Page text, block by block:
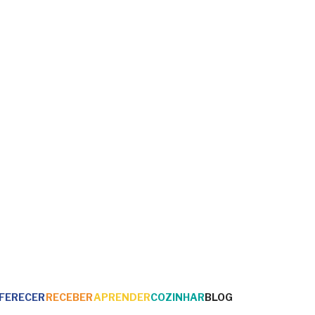
RECEBERAPRENDERCOZINHARBLOG